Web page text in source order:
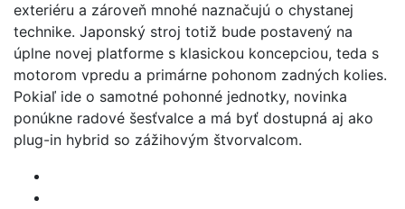
exteriéru a zároveň mnohé naznačujú o chystanej
technike. Japonský stroj totiž bude postavený na
úplne novej platforme s klasickou koncepciou, teda s
motorom vpredu a primárne pohonom zadných kolies.
Pokiaľ ide o samotné pohonné jednotky, novinka
ponúkne radové šesťvalce a má byť dostupná aj ako
plug-in hybrid so zážihovým štvorvalcom.